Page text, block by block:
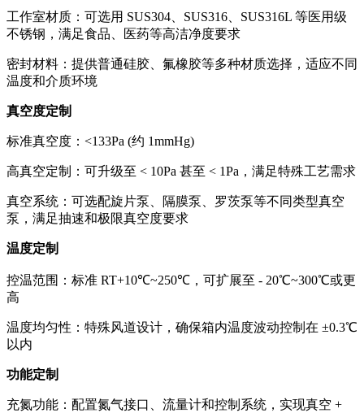
工作室材质：可选用 SUS304、SUS316、SUS316L 等医用级
不锈钢，满足食品、医药等高洁净度要求
密封材料：提供普通硅胶、氟橡胶等多种材质选择，适应不同
温度和介质环境
真空度定制
标准真空度：<133Pa (约 1mmHg)
高真空定制：可升级至 < 10Pa 甚至 < 1Pa，满足特殊工艺需求
真空系统：可选配旋片泵、隔膜泵、罗茨泵等不同类型真空
泵，满足抽速和极限真空度要求
温度定制
控温范围：标准 RT+10℃~250℃，可扩展至 - 20℃~300℃或更
高
温度均匀性：特殊风道设计，确保箱内温度波动控制在 ±0.3℃
以内
功能定制
充氮功能：配置氮气接口、流量计和控制系统，实现真空 +